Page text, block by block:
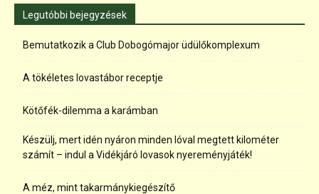
Legutóbbi bejegyzések
Bemutatkozik a Club Dobogómajor üdülőkomplexum
A tökéletes lovastábor receptje
Kötőfék-dilemma a karámban
Készülj, mert idén nyáron minden lóval megtett kilométer
számít – indul a Vidékjáró lovasok nyereményjáték!
A méz, mint takarmánykiegészítő